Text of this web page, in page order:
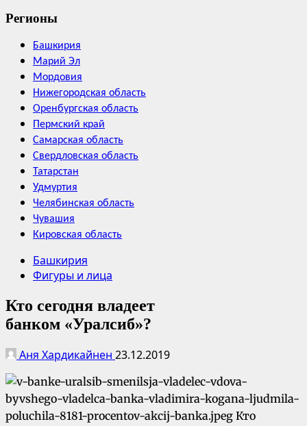
Регионы
Башкирия
Марий Эл
Мордовия
Нижегородская область
Оренбургская область
Пермский край
Самарская область
Свердловская область
Татарстан
Удмуртия
Челябинская область
Чувашия
Кировская область
Башкирия
Фигуры и лица
Кто сегодня владеет
банком «Уралсиб»?
Аня Хардикайнен 23.12.2019